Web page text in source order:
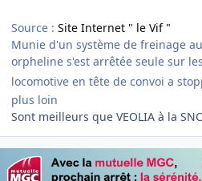
Source : Site Internet " le Vif "
Munie d'un système de freinage
orpheline s'est arrêtée seule sur
locomotive en tête de convoi a
plus loin
Sont meilleurs que VEOLIA à la